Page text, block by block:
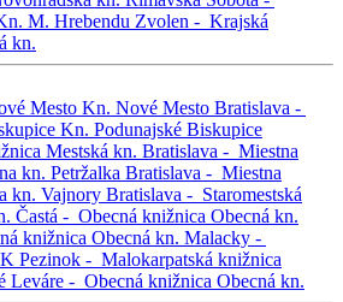
M. Hrebendu Zvolen - Krajská
kn.
Mesto Kn. Nové Mesto Bratislava -
Kn. Podunajské Biskupice
Mestská kn. Bratislava - Miestna
kn. Petržalka Bratislava - Miestna
kn. Vajnory Bratislava - Staromestská
Častá - Obecná knižnica Obecná kn.
knižnica Obecná kn. Malacky -
Pezinok - Malokarpatská knižnica
Leváre - Obecná knižnica Obecná kn.